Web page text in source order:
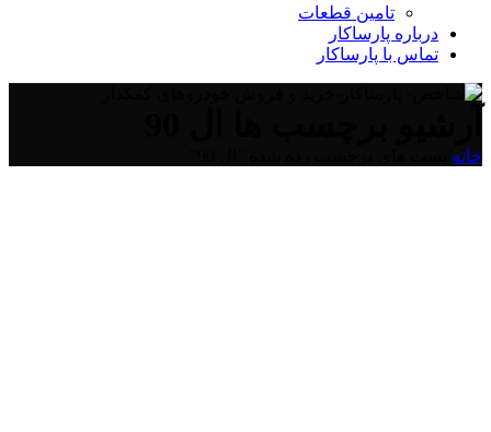
تامین قطعات
درباره پارساکار
تماس با پارساکار
خانه